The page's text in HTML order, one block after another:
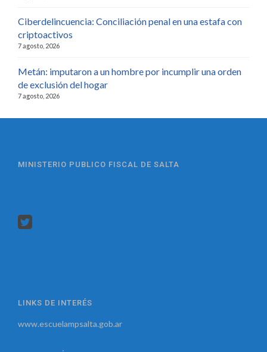
Ciberdelincuencia: Conciliación penal en una estafa con
criptoactivos
7 agosto, 2026
Metán: imputaron a un hombre por incumplir una orden
de exclusión del hogar
7 agosto, 2026
MINISTERIO PUBLICO FISCAL DE SALTA
LINKS DE INTERÉS
www.escuelampsalta.gob.ar